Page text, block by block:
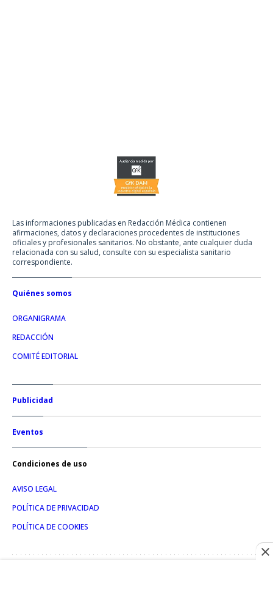
Las informaciones publicadas en Redacción Médica contienen
afirmaciones, datos y declaraciones procedentes de instituciones
oficiales y profesionales sanitarios. No obstante, ante cualquier duda
relacionada con su salud, consulte con su especialista sanitario
correspondiente.
Quiénes somos
ORGANIGRAMA
REDACCIÓN
COMITÉ EDITORIAL
Publicidad
Eventos
Condiciones de uso
AVISO LEGAL
POLÍTICA DE PRIVACIDAD
POLÍTICA DE COOKIES